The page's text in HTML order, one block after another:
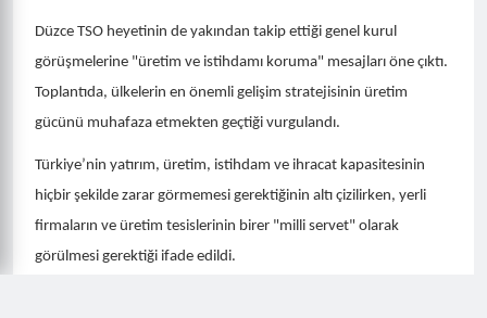
Düzce TSO heyetinin de yakından takip ettiği genel kurul
görüşmelerine "üretim ve istihdamı koruma" mesajları öne çıktı.
Toplantıda, ülkelerin en önemli gelişim stratejisinin üretim
gücünü muhafaza etmekten geçtiği vurgulandı.
Türkiye’nin yatırım, üretim, istihdam ve ihracat kapasitesinin
hiçbir şekilde zarar görmemesi gerektiğinin altı çizilirken, yerli
firmaların ve üretim tesislerinin birer "milli servet" olarak
görülmesi gerektiği ifade edildi.